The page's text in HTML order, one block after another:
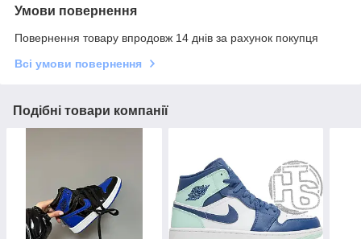
Умови повернення
Повернення товару впродовж 14 днів за рахунок покупця
Всі умови повернення
Подібні товари компанії